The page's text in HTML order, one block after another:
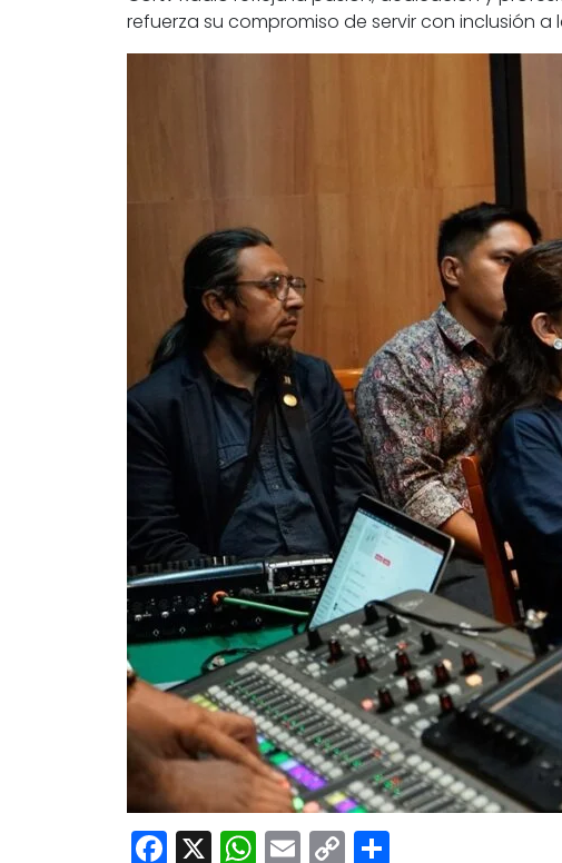
refuerza su compromiso de servir con inclusión
Facebook
X WhatsApp
Email
Copy